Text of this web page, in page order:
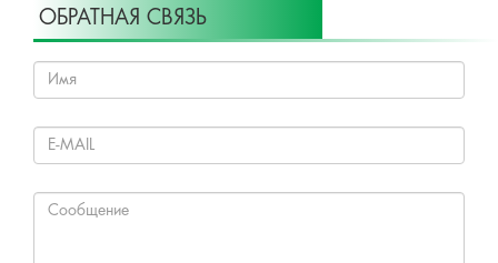
ОБРАТНАЯ СВЯЗЬ